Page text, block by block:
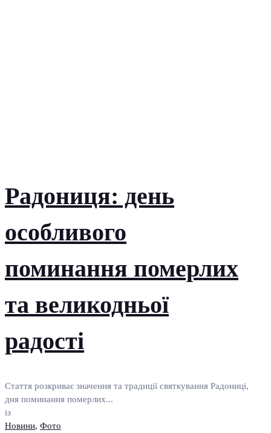
Радониця: день
особливого
поминання померлих
та великодньої
радості
Стаття розкриває значення та традиції святкування Радониці,
дня поминання померлих...
із
Новини, Фото